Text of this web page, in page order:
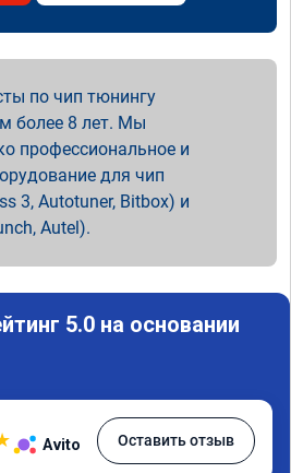
по чип тюнингу
более 8 лет. Мы
профессиональное и
для чип
3, Autotuner, Bitbox) и
Autel).
5.0 на основании
Avito Оставить отзыв